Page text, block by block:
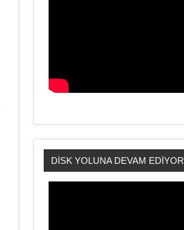
DİSK YOLUNA DEVAM EDİYOR